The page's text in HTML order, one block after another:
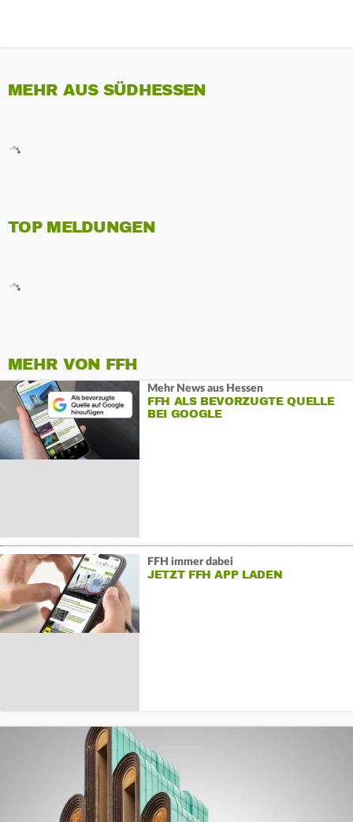
MEHR AUS SÜDHESSEN
TOP MELDUNGEN
MEHR VON FFH
Mehr News aus Hessen
FFH ALS BEVORZUGTE QUELLE
BEI GOOGLE
FFH immer dabei
JETZT FFH APP LADEN